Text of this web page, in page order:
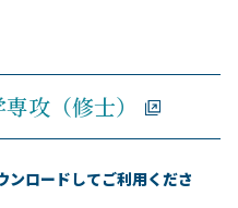
攻（修士）
ロードしてご利用くださ